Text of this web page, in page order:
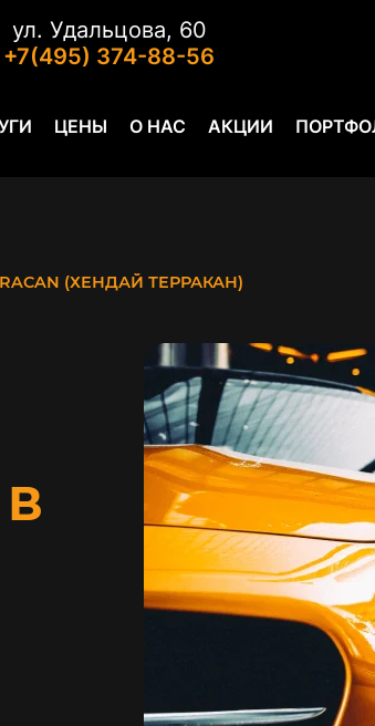
ул. Удальцова, 60
+7(495) 374-88-56
ЦЕНЫ О НАС АКЦИИ
(ХЕНДАЙ ТЕРРАКАН)